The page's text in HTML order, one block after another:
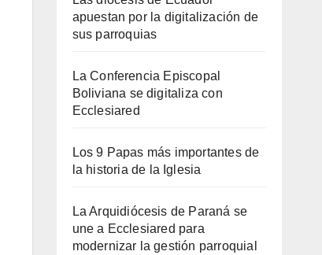
apuestan por la digitalización de
sus parroquias
La Conferencia Episcopal
Boliviana se digitaliza con
Ecclesiared
Los 9 Papas más importantes de
la historia de la Iglesia
La Arquidiócesis de Paraná se
une a Ecclesiared para
modernizar la gestión parroquial